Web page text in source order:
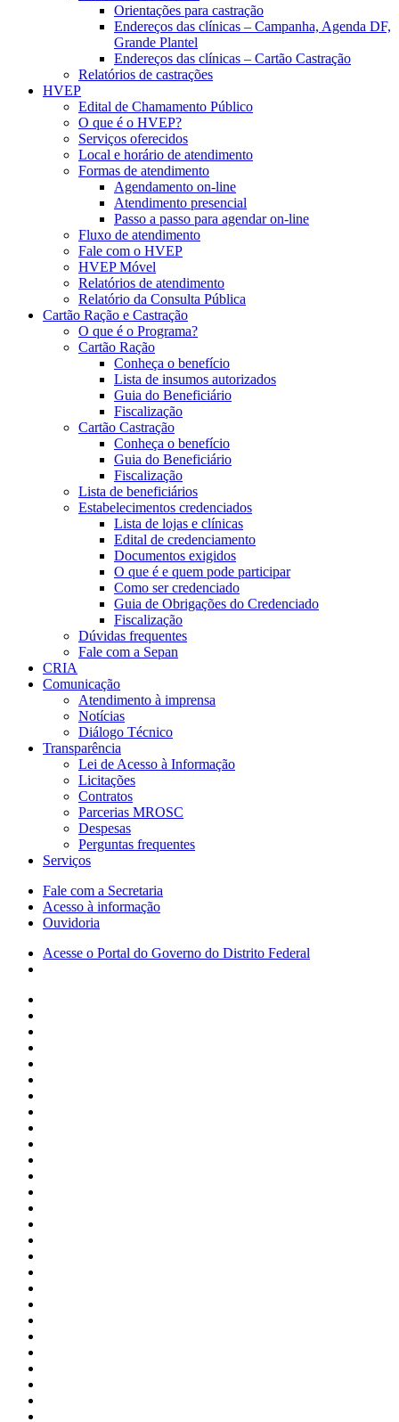
Orientações para castração
Endereços das clínicas – Campanha, Agenda DF,
Grande Plantel
Endereços das clínicas – Cartão Castração
Relatórios de castrações
HVEP
Edital de Chamamento Público
O que é o HVEP?
Serviços oferecidos
Local e horário de atendimento
Formas de atendimento
Agendamento on-line
Atendimento presencial
Passo a passo para agendar on-line
Fluxo de atendimento
Fale com o HVEP
HVEP Móvel
Relatórios de atendimento
Relatório da Consulta Pública
Cartão Ração e Castração
O que é o Programa?
Cartão Ração
Conheça o benefício
Lista de insumos autorizados
Guia do Beneficiário
Fiscalização
Cartão Castração
Conheça o benefício
Guia do Beneficiário
Fiscalização
Lista de beneficiários
Estabelecimentos credenciados
Lista de lojas e clínicas
Edital de credenciamento
Documentos exigidos
O que é e quem pode participar
Como ser credenciado
Guia de Obrigações do Credenciado
Fiscalização
Dúvidas frequentes
Fale com a Sepan
CRIA
Comunicação
Atendimento à imprensa
Notícias
Diálogo Técnico
Transparência
Lei de Acesso à Informação
Licitações
Contratos
Parcerias MROSC
Despesas
Perguntas frequentes
Serviços
Fale com a Secretaria
Acesso à informação
Ouvidoria
Acesse o Portal do Governo do Distrito Federal